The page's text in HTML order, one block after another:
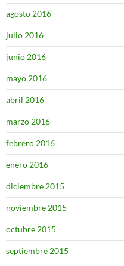
agosto 2016
julio 2016
junio 2016
mayo 2016
abril 2016
marzo 2016
febrero 2016
enero 2016
diciembre 2015
noviembre 2015
octubre 2015
septiembre 2015